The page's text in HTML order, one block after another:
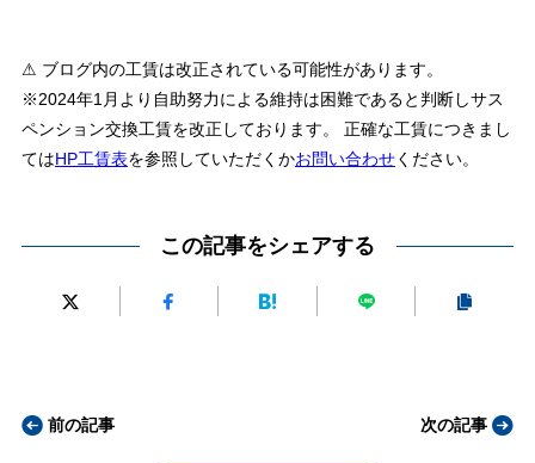
⚠ ブログ内の工賃は改正されている可能性があります。
※2024年1月より自助努力による維持は困難であると判断しサス
ペンション交換工賃を改正しております。 正確な工賃につきまし
てはHP工賃表を参照していただくかお問い合わせください。
この記事をシェアする
前の記事 次の記事